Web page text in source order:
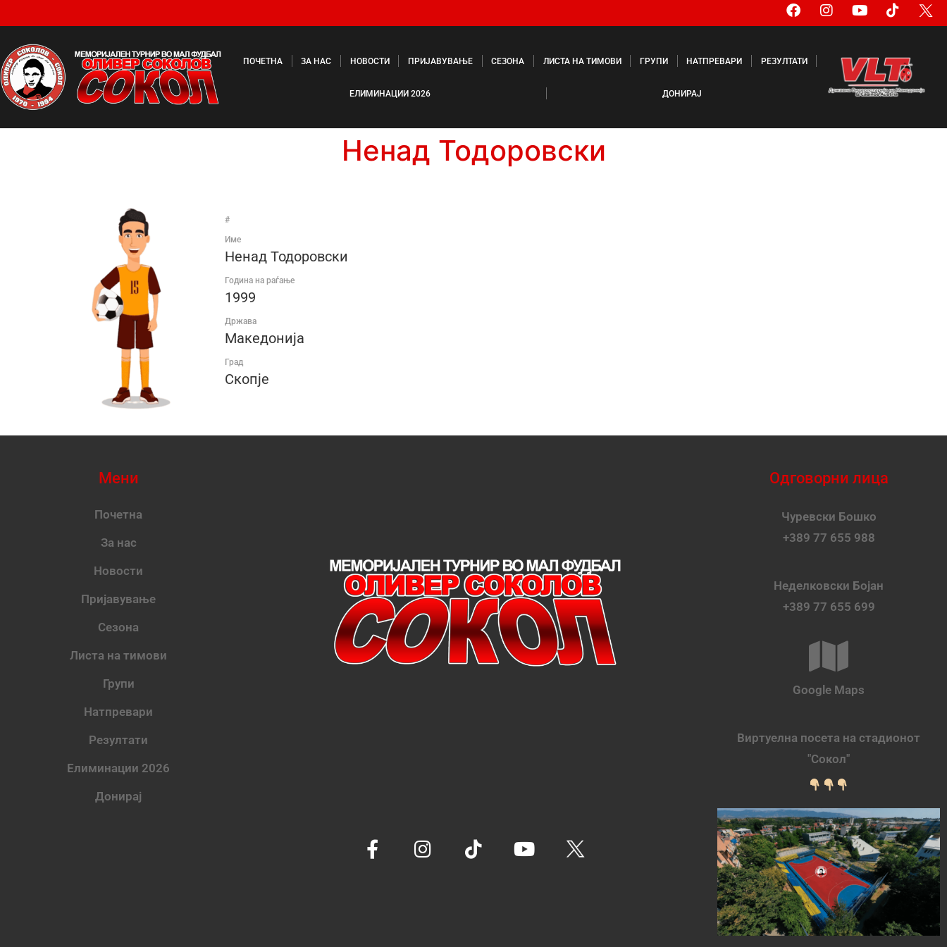
ПОЧЕТНА ЗА НАС НОВОСТИ ПРИЈАВУВАЊЕ СЕЗОНА ЛИСТА НА ТИМОВИ ГРУПИ НАТПРЕВАРИ РЕЗУЛТАТИ
ЕЛИМИНАЦИИ 2026 ДОНИРАЈ
Ненад Тодоровски
#
Име
Ненад Тодоровски
Година на раѓање
1999
Држава
Македонија
Град
Скопје
Мени
Почетна
За нас
Новости
Пријавување
Сезона
Листа на тимови
Групи
Натпревари
Резултати
Елиминации 2026
Донирај
Одговорни лица
Чуревски Бошко
+389 77 655 988
Неделковски Бојан
+389 77 655 699
Google Maps
Виртуелна посета на стадионот
"Сокол"